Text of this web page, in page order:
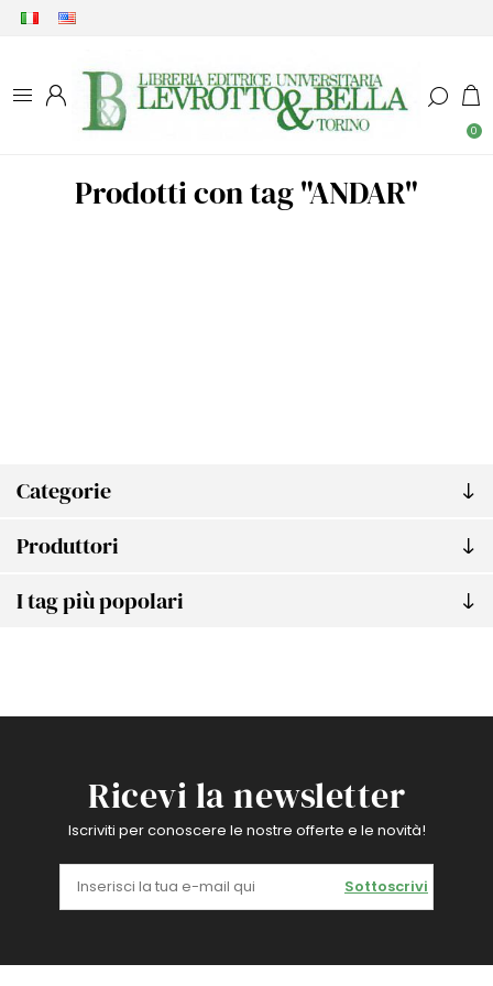
0
Categorie
Produttori
I tag più popolari
Prodotti con tag "ANDAR"
Ricevi la newsletter
Iscriviti per conoscere le nostre offerte e le novità!
Sottoscrivi